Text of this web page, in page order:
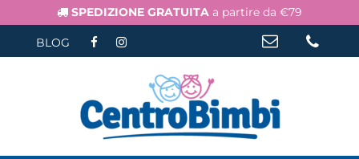
SPEDIZIONE GRATUITA a partire da €79
BLOG